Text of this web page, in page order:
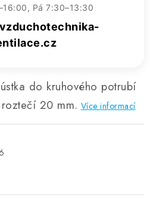
do kruhového potrubí
20 mm. Více informací
Pá 7:30–13:30